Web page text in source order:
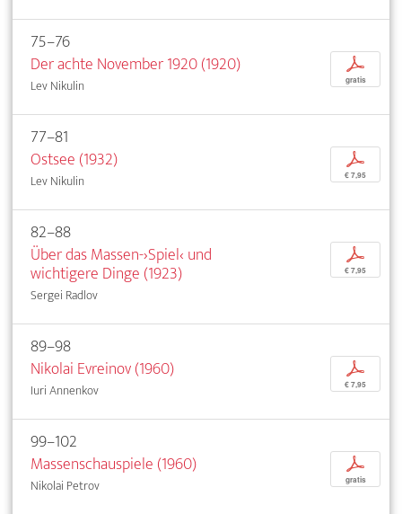
75–76
Der achte November 1920 (1920)
Lev Nikulin
p
gratis
77–81
Ostsee (1932)
Lev Nikulin
p
€ 7,95
82–88
Über das Massen-›Spiel‹ und
wichtigere Dinge (1923)
Sergei Radlov
p
€ 7,95
89–98
Nikolai Evreinov (1960)
Iuri Annenkov
p
€ 7,95
99–102
Massenschauspiele (1960)
Nikolai Petrov
p
gratis